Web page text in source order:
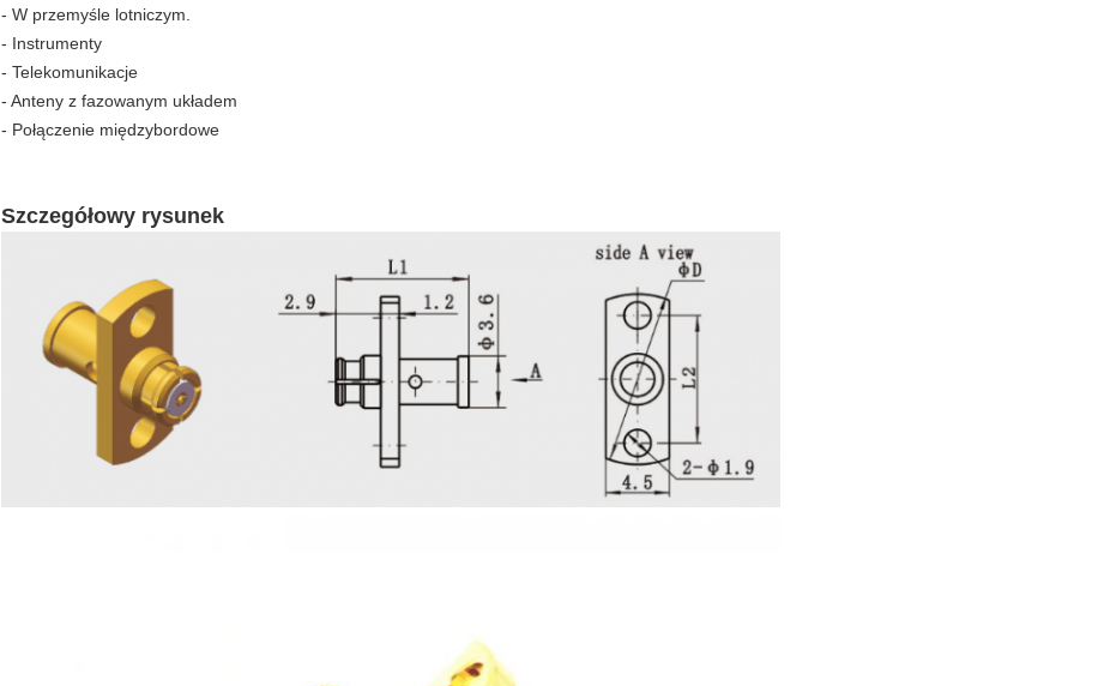
- W przemyśle lotniczym.
- Instrumenty
- Telekomunikacje
- Anteny z fazowanym układem
- Połączenie międzybordowe
Szczegółowy rysunek